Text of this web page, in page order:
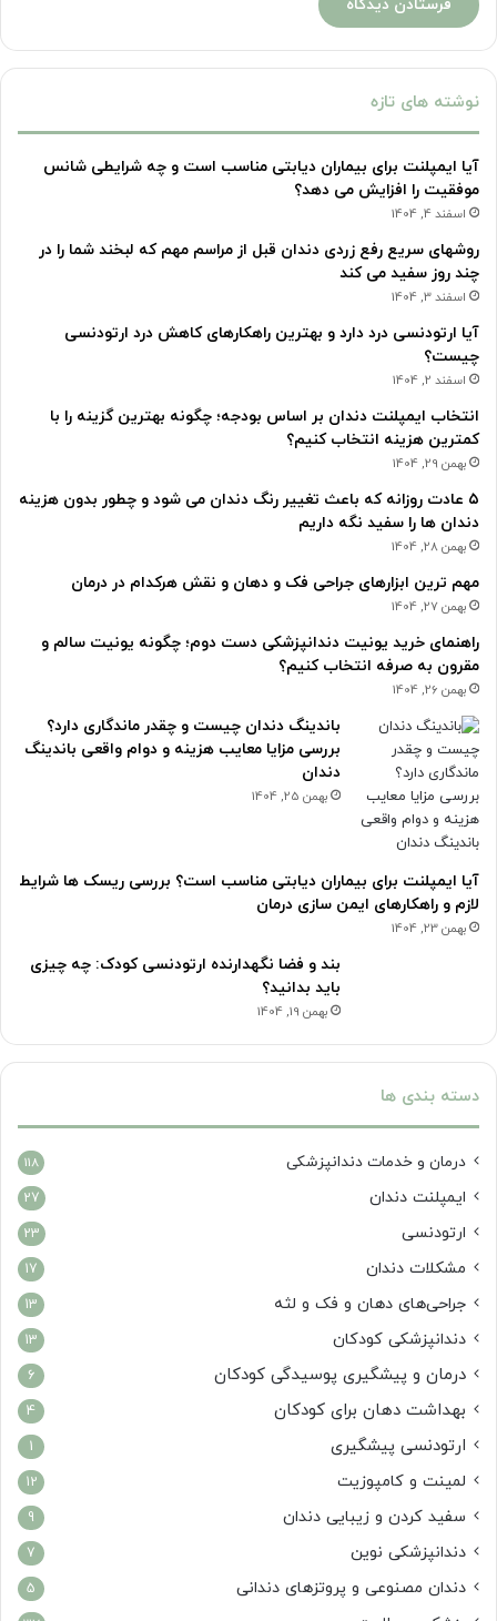
نوشته های تازه
آیا ایمپلنت برای بیماران دیابتی مناسب است و چه شرایطی شانس
موفقیت را افزایش می دهد؟
اسفند 4, 1404
روشهای سریع رفع زردی دندان قبل از مراسم مهم که لبخند شما را در
چند روز سفید می کند
اسفند 3, 1404
آیا ارتودنسی درد دارد و بهترین راهکارهای کاهش درد ارتودنسی
چیست؟
اسفند 2, 1404
انتخاب ایمپلنت دندان بر اساس بودجه؛ چگونه بهترین گزینه را با
کمترین هزینه انتخاب کنیم؟
بهمن 29, 1404
۵ عادت روزانه که باعث تغییر رنگ دندان می شود و چطور بدون هزینه
دندان ها را سفید نگه داریم
بهمن 28, 1404
مهم ترین ابزارهای جراحی فک و دهان و نقش هرکدام در درمان
بهمن 27, 1404
راهنمای خرید یونیت دندانپزشکی دست دوم؛ چگونه یونیت سالم و
مقرون به صرفه انتخاب کنیم؟
بهمن 26, 1404
باندینگ دندان چیست و چقدر ماندگاری دارد؟
بررسی مزایا معایب هزینه و دوام واقعی باندینگ
دندان
بهمن 25, 1404
آیا ایمپلنت برای بیماران دیابتی مناسب است؟ بررسی ریسک ها شرایط
لازم و راهکارهای ایمن سازی درمان
بهمن 23, 1404
بند و فضا نگهدارنده ارتودنسی کودک: چه چیزی
باید بدانید؟
بهمن 19, 1404
دسته بندی ها
درمان‌ و خدمات دندانپزشکی 118
ایمپلنت دندان 27
ارتودنسی 23
مشکلات دندان 17
جراحی‌های دهان و فک و لثه 13
دندانپزشکی کودکان 13
درمان و پیشگیری پوسیدگی کودکان 6
بهداشت دهان برای کودکان 4
ارتودنسی پیشگیری 1
لمینت و کامپوزیت 12
سفید کردن و زیبایی دندان 9
دندانپزشکی نوین 7
دندان مصنوعی و پروتزهای دندانی 5